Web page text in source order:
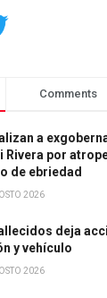
Comments
a
Rivera por
de ebriedad
2026
deja
y vehículo
2026